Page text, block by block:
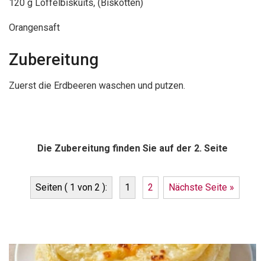
120 g Löffelbiskuits, (Biskotten)
Orangensaft
Zubereitung
Zuerst die Erdbeeren waschen und putzen.
Die Zubereitung finden Sie auf der 2. Seite
Seiten ( 1 von 2 ): 1 2 Nächste Seite »